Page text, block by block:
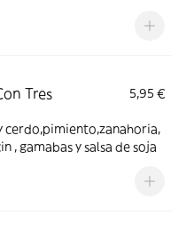
Tres
5,95 €
cerdo,pimiento,zanahoria,
cebolla calabacin , gamabas y salsa de soja